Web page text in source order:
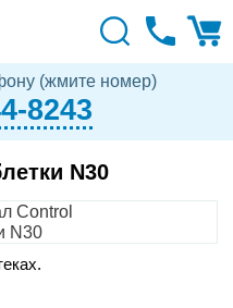
(жмите номер)
8243
N30